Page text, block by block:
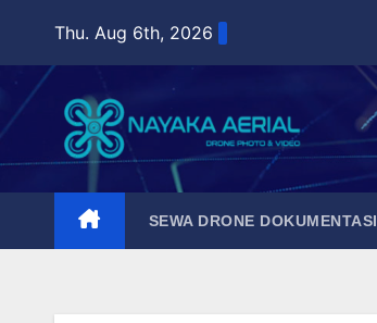
content
Thu. Aug 6th, 2026
SEWA DRONE DOKUMENTASI